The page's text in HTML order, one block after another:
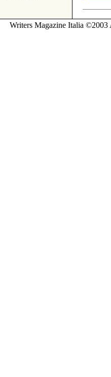
Writers Magazine Italia ©2003